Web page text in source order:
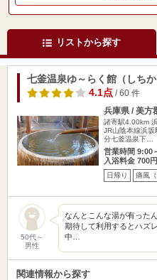
リストから探す
七釜温泉ゆ～らく館（しちか
4.1点/ 60 件
兵庫県 / 美方
諸寄駅4.00km
JR山陰本線浜
分七釜温泉下…
営業時間 9:00
入浴料金 700
日帰り 痛風（
50代～
男性
なんとこんな湯が有った
期待して利用するとハズ
中…
関連情報から探す